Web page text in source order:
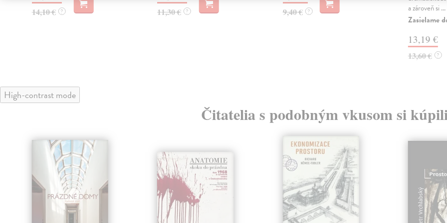
14,10 € ? 11,30 € ? 9,40 € ?
a zároveň si ...
Zasielame
13,19 €
13,60 € ?
High-contrast mode
Čitatelia s podobným vkusom si